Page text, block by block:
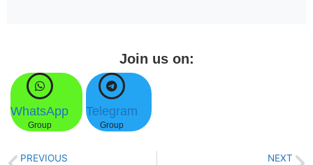
Join us on:
WhatsApp
Group
Telegram
Group
PREVIOUS NEXT